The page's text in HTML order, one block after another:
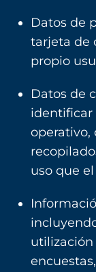
Datos de
tarjeta de
propio
Datos de
identificar
operativo,
uso que
utilización